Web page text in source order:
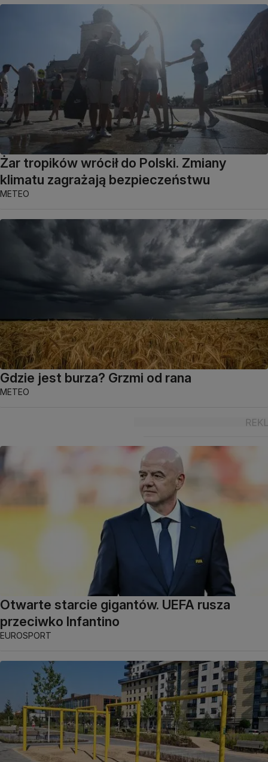
Żar tropików wrócił do Polski. Zmiany
klimatu zagrażają bezpieczeństwu
METEO
Gdzie jest burza? Grzmi od rana
METEO
Otwarte starcie gigantów. UEFA rusza
przeciwko Infantino
EUROSPORT